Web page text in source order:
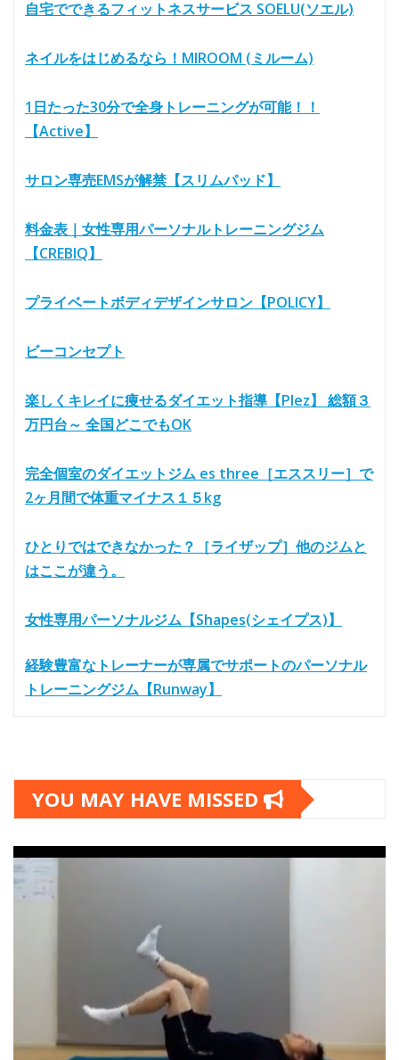
自宅でできるフィットネスサービス SOELU(ソエル)
ネイルをはじめるなら！MIROOM (ミルーム)
1日たった30分で全身トレーニングが可能！！
【Active】
サロン専売EMSが解禁【スリムパッド】
料金表｜女性専用パーソナルトレーニングジム
【CREBIQ】
プライベートボディデザインサロン【POLICY】
ビーコンセプト
楽しくキレイに痩せるダイエット指導【Plez】 総額３
万円台～ 全国どこでもOK
完全個室のダイエットジム es three［エススリー］で
2ヶ月間で体重マイナス１５kg
ひとりではできなかった？［ライザップ］他のジムと
はここが違う。
女性専用パーソナルジム【Shapes(シェイプス)】
経験豊富なトレーナーが専属でサポートのパーソナル
トレーニングジム【Runway】
YOU MAY HAVE MISSED